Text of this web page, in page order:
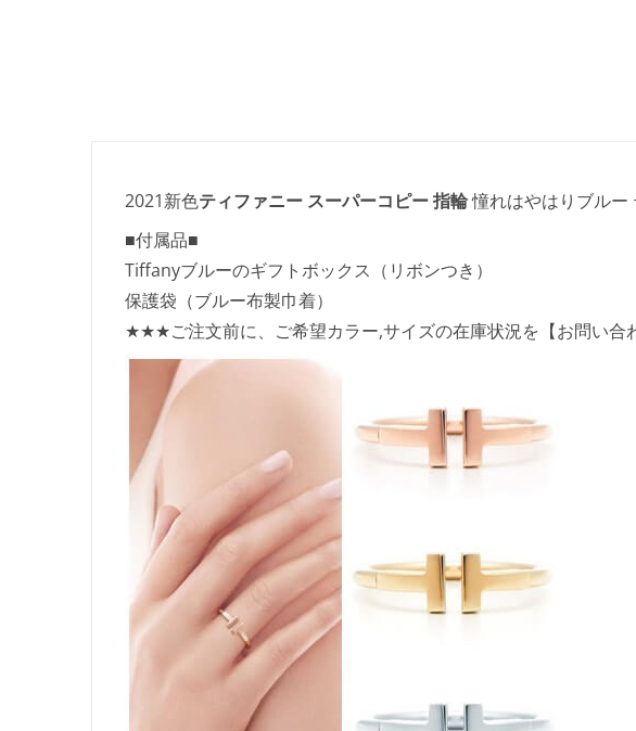
2021新色ティファニー スーパーコピー指輪憧れはやはりブルー
■付属品■
Tiffanyブルーのギフトボックス（リボンつき）
保護袋（ブルー布製巾着）
★★★ご注文前に、ご希望カラー,サイズの在庫状況を【お問い